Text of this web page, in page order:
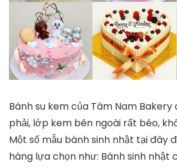
Bánh su kem của Tâm Nam
phải, lớp kem bên ngoài rất béo,
Một số mẫu bánh sinh nhật tại đây
hàng lựa chọn như: Bánh sinh nhật